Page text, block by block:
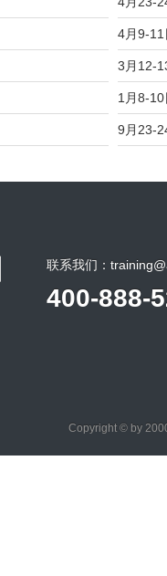
4月9-11
3月12-
1月8-
9月23-
联系我们：
400-888-
Copyright © by